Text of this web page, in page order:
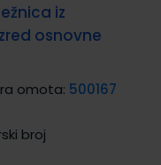
iz
osnovne
omota: 500167
broj